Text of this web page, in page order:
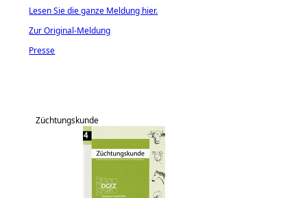
Lesen Sie die ganze Meldung hier.
Zur Original-Meldung
Presse
Züchtungskunde